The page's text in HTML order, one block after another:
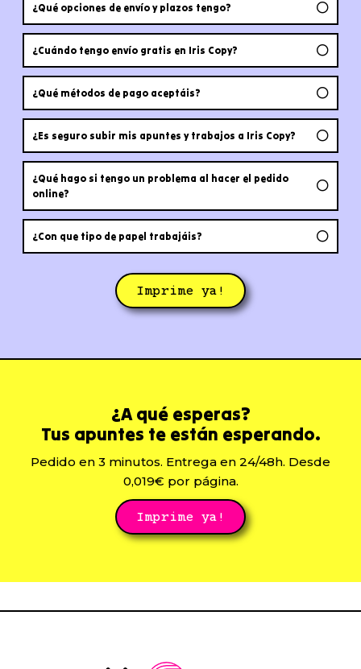
¿Qué opciones de envío y plazos tengo?
¿Cuándo tengo envío gratis en Iris Copy?
¿Qué métodos de pago aceptáis?
¿Es seguro subir mis apuntes y trabajos a Iris Copy?
¿Qué hago si tengo un problema al hacer el pedido
online?
¿Con que tipo de papel trabajáis?
Imprime ya!
¿A qué esperas?
Tus apuntes te están esperando.
Pedido en 3 minutos. Entrega en 24/48h. Desde
0,019€ por página.
Imprime ya!